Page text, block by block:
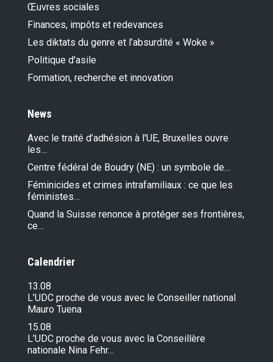
Œuvres sociales
Finances, impôts et redevances
Les diktats du genre et l’absurdité « Woke »
Politique d'asile
Formation, recherche et innovation
News
Avec le traité d’adhésion à l'UE, Bruxelles ouvre
les…
Centre fédéral de Boudry (NE) : un symbole de…
Féminicides et crimes intrafamiliaux : ce que les
féministes…
Quand la Suisse renonce à protéger ses frontières,
ce…
Calendrier
13.08
L’UDC proche de vous avec le Conseiller national
Mauro Tuena
15.08
L’UDC proche de vous avec la Conseillère
nationale Nina Fehr…